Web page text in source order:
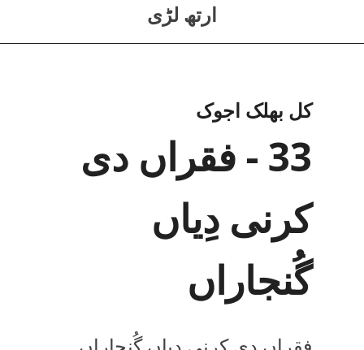
ارتھ لڑی
کل بھلک اجوک
33 - فقراں دی
کرنی دِیاں
گُنجاراں